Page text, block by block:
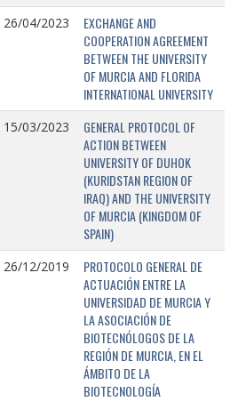
26/04/2023
EXCHANGE AND
COOPERATION AGREEMENT
BETWEEN THE UNIVERSITY
OF MURCIA AND FLORIDA
INTERNATIONAL UNIVERSITY
15/03/2023
GENERAL PROTOCOL OF
ACTION BETWEEN
UNIVERSITY OF DUHOK
(KURIDSTAN REGION OF
IRAQ) AND THE UNIVERSITY
OF MURCIA (KINGDOM OF
SPAIN)
26/12/2019
PROTOCOLO GENERAL DE
ACTUACIÓN ENTRE LA
UNIVERSIDAD DE MURCIA Y
LA ASOCIACIÓN DE
BIOTECNÓLOGOS DE LA
REGIÓN DE MURCIA, EN EL
ÁMBITO DE LA
BIOTECNOLOGÍA